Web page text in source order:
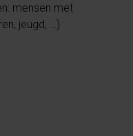
mensen met
jeugd, …)